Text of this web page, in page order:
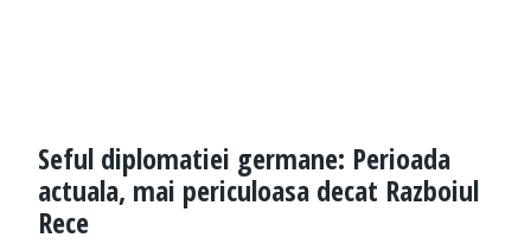
Seful diplomatiei germane: Perioada
actuala, mai periculoasa decat Razboiul
Rece